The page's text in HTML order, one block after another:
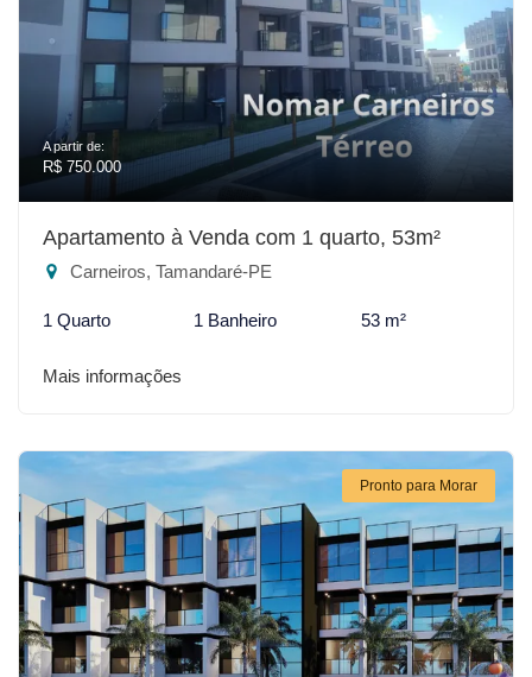
A partir de:
R$ 750.000
Apartamento à Venda com 1 quarto, 53m²
Carneiros, Tamandaré-PE
1 Quarto 1 Banheiro 53 m²
Mais informações
Pronto para Morar